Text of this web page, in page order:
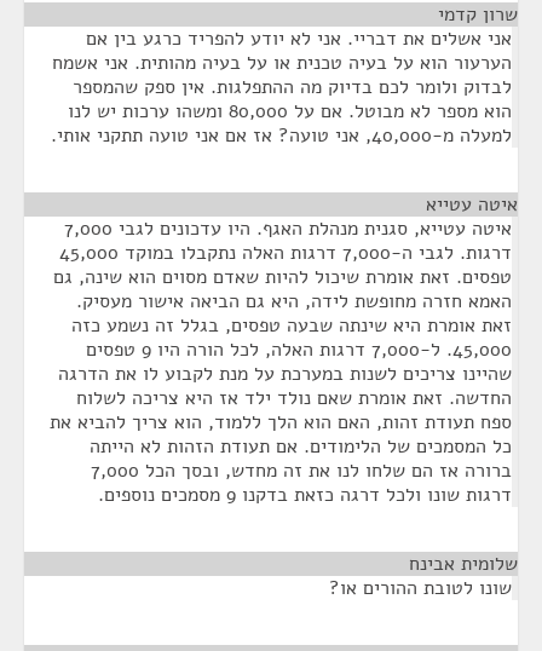
שרון קדמי
אני אשלים את דבריי. אני לא יודע להפריד כרגע בין אם
הערעור הוא על בעיה טכנית או על בעיה מהותית. אני אשמח
לבדוק ולומר לכם בדיוק מה ההתפלגות. אין ספק שהמספר
הוא מספר לא מבוטל. אם על 80,000 ומשהו ערכות יש לנו
למעלה מ-40,000, אני טועה? אז אם אני טועה תתקני אותי.
איטה עטייא
איטה עטייא, סגנית מנהלת האגף. היו עדכונים לגבי 7,000
דרגות. לגבי ה-7,000 דרגות האלה נתקבלו במוקד 45,000
טפסים. זאת אומרת שיכול להיות שאדם מסוים הוא שינה, גם
האמא חזרה מחופשת לידה, היא גם הביאה אישור מעסיק.
זאת אומרת היא שינתה שבעה טפסים, בגלל זה נשמע כזה
45,000. ל-7,000 דרגות האלה, לכל הורה היו 9 טפסים
שהיינו צריכים לשנות במערכת על מנת לקבוע לו את הדרגה
החדשה. זאת אומרת שאם נולד ילד אז היא צריכה לשלוח
ספח תעודת זהות, האם הוא הלך ללמוד, הוא צריך להביא את
כל המסמכים של הלימודים. אם תעודת הזהות לא הייתה
ברורה אז הם שלחו לנו את זה מחדש, ובסך הכל 7,000
דרגות שונו ולכל דרגה כזאת בדקנו 9 מסמכים נוספים.
שלומית אבינח
שונו לטובת ההורים או?